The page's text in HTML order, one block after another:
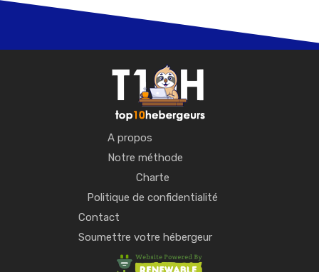
A propos
Notre méthode
Charte
Politique de confidentialité
Contact
Soumettre votre hébergeur